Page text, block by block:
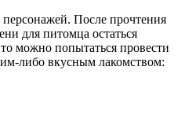
После прочтения
для питомца остаться
можно попытаться провести
либо вкусным лакомством: